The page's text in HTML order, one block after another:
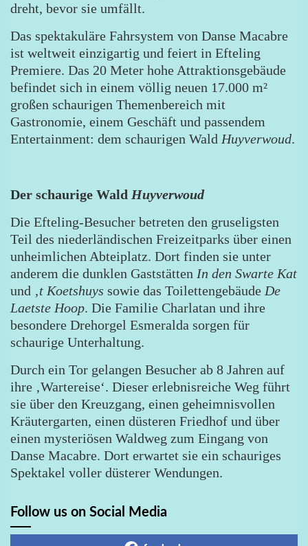
dreht, bevor sie umfällt.
Das spektakuläre Fahrsystem von Danse Macabre
ist weltweit einzigartig und feiert in Efteling
Premiere. Das 20 Meter hohe Attraktionsgebäude
befindet sich in einem völlig neuen 17.000 m²
großen schaurigen Themenbereich mit
Gastronomie, einem Geschäft und passendem
Entertainment: dem schaurigen Wald Huyverwoud.
Der schaurige Wald Huyverwoud
Die Efteling-Besucher betreten den gruseligsten
Teil des niederländischen Freizeitparks über einen
unheimlichen Abteiplatz. Dort finden sie unter
anderem die dunklen Gaststätten In den Swarte Kat
und ‚t Koetshuys sowie das Toilettengebäude De
Laetste Hoop. Die Familie Charlatan und ihre
besondere Drehorgel Esmeralda sorgen für
schaurige Unterhaltung.
Durch ein Tor gelangen Besucher ab 8 Jahren auf
ihre ‚Wartereise‘. Dieser erlebnisreiche Weg führt
sie über den Kreuzgang, einen geheimnisvollen
Kräutergarten, einen düsteren Friedhof und über
einen mysteriösen Waldweg zum Eingang von
Danse Macabre. Dort erwartet sie ein schauriges
Spektakel voller düsterer Wendungen.
Follow us on Social Media